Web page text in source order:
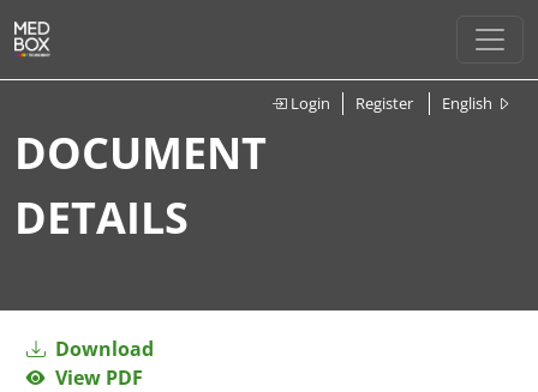
Login Register English
DOCUMENT
DETAILS
Download
View PDF